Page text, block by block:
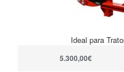
Ideal para
5.300,00€